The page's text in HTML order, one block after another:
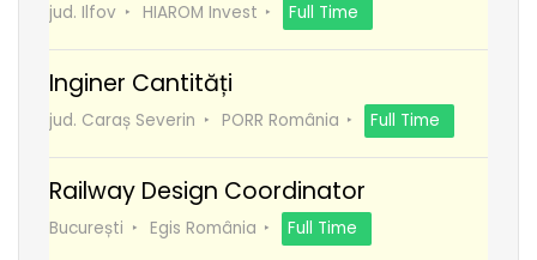
jud. Ilfov HIAROM Invest Full Time
Inginer Cantități
jud. Caraș Severin PORR România Full Time
Railway Design Coordinator
București Egis România Full Time